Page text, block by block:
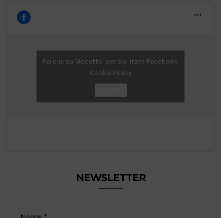
Fai clic su "Accetto" per abilitare Facebook
Cookie Policy
NEWSLETTER